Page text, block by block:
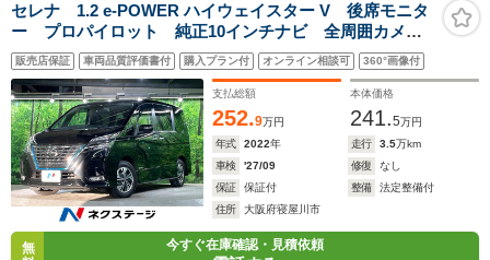
セレナ 1.2 e-POWER ハイウェイスター V 後席モニタ
ー プロパイロット 純正10インチナビ 全周囲カメ
ラ 両側電動ドア 衝突被害軽減システム レーダーク
ルーズ 禁煙車 ドラレコ コーナーセンサー スマー
トキー ビルトインETC
販売店保証 車両品質評価書付 購入プラン付 オンライン相談可 360°画像付
支払総額
252.9万円
本体価格
241.5万円
年式
2022年 走行 3.5万km
車検
'27/09 修復
なし
保証
保証付 整備
法定整備付
住所
大阪府寝屋川市
無
今すぐ在庫確認・見積依頼